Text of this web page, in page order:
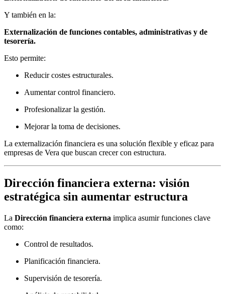
Y también en la:
Externalización de funciones contables, administrativas y de
tesorería.
Esto permite:
Reducir costes estructurales.
Aumentar control financiero.
Profesionalizar la gestión.
Mejorar la toma de decisiones.
La externalización financiera es una solución flexible y eficaz para
empresas de Vera que buscan crecer con estructura.
Dirección financiera externa: visión
estratégica sin aumentar estructura
La Dirección financiera externa implica asumir funciones clave
como:
Control de resultados.
Planificación financiera.
Supervisión de tesorería.